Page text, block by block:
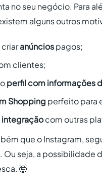
no seu negócio. Para
alguns outros
anúnciospagos;
clientes;
perfil com informações
Shopping perfeito para
integraçãocom outras
que o Instagram,
Ou seja, a
🤯